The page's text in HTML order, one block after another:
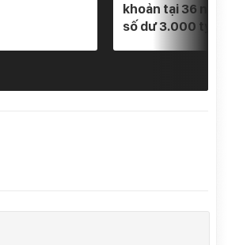
khoản tại 36 ngân
số dư 3.000 tỷ